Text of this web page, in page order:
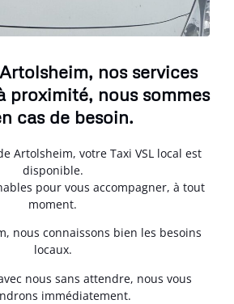
nos services
proximité, nous sommes
cas de besoin.
Artolsheim, votre Taxi VSL local est
disponible.
pour vous accompagner, à tout
moment.
nous connaissons bien les besoins
locaux.
nous sans attendre, nous vous
immédiatement.